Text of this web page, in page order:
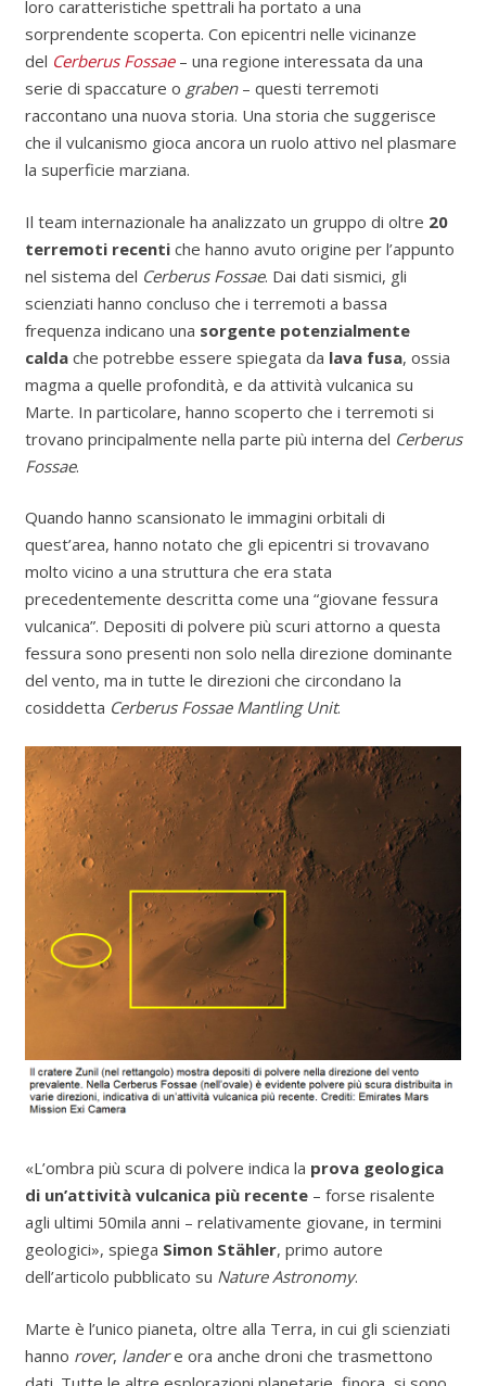
loro caratteristiche spettrali ha portato a una
sorprendente scoperta. Con epicentri nelle vicinanze
del Cerberus Fossae– una regione interessata da una
serie di spaccature o graben– questi terremoti
raccontano una nuova storia. Una storia che suggerisce
che il vulcanismo gioca ancora un ruolo attivo nel plasmare
la superficie marziana.
Il team internazionale ha analizzato un gruppo di oltre 20
terremoti recentiche hanno avuto origine per l’appunto
nel sistema del Cerberus Fossae. Dai dati sismici, gli
scienziati hanno concluso che i terremoti a bassa
frequenza indicano una sorgente potenzialmente
caldache potrebbe essere spiegata da lava fusa, ossia
magma a quelle profondità, e da attività vulcanica su
Marte. In particolare, hanno scoperto che i terremoti si
trovano principalmente nella parte più interna del Cerberus
Fossae.
Quando hanno scansionato le immagini orbitali di
quest’area, hanno notato che gli epicentri si trovavano
molto vicino a una struttura che era stata
precedentemente descritta come una “giovane fessura
vulcanica”. Depositi di polvere più scuri attorno a questa
fessura sono presenti non solo nella direzione dominante
del vento, ma in tutte le direzioni che circondano la
cosiddetta Cerberus Fossae Mantling Unit.
«L’ombra più scura di polvere indica la prova geologica
di un’attività vulcanica più recente– forse risalente
agli ultimi 50mila anni – relativamente giovane, in termini
geologici», spiega Simon Stähler, primo autore
dell’articolo pubblicato su Nature Astronomy.
Marte è l’unico pianeta, oltre alla Terra, in cui gli scienziati
hanno rover, landere ora anche droni che trasmettono